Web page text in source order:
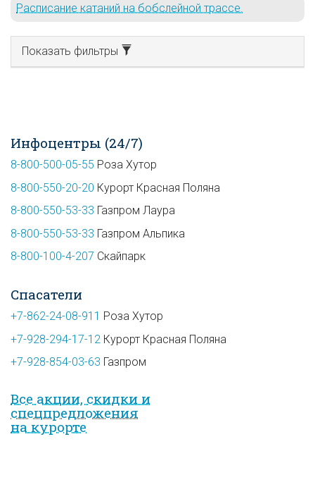
Расписание катаний на бобслейной трассе.
Показать фильтры
Инфоцентры (24/7)
8-800-500-05-55 Роза Хутор
8-800-550-20-20 Курорт Красная Поляна
8-800-550-53-33 Газпром Лаура
8-800-550-53-33 Газпром Альпика
8-800-100-4-207 Скайпарк
Спасатели
+7-862-24-08-911 Роза Хутор
+7-928-294-17-12 Курорт Красная Поляна
+7-928-854-03-63 Газпром
Все акции, скидки и
спец­предложе­ния
на курорте